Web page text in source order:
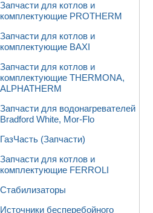
Запчасти для котлов и
комплектующие PROTHERM
Запчасти для котлов и
комплектующие BAXI
Запчасти для котлов и
комплектующие THERMONA,
ALPHATHERM
Запчасти для водонагревателей
Bradford White, Mor-Flo
ГазЧасть (Запчасти)
Запчасти для котлов и
комплектующие FERROLI
Стабилизаторы
Источники бесперебойного